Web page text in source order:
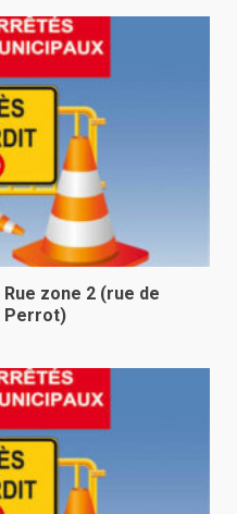
zone 2 (rue de
Perrot)